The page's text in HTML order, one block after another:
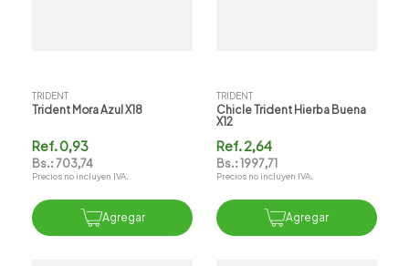
TRIDENT
Trident Mora Azul X18
Ref.0,93
Bs.:703,74
Precios no incluyen IVA.
Agregar
TRIDENT
Chicle Trident Hierba Buena
X12
Ref.2,64
Bs.:1997,71
Precios no incluyen IVA.
Agregar